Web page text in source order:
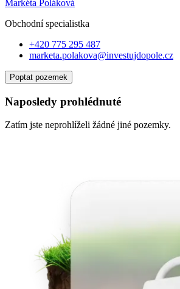
Markéta Poláková
Obchodní specialistka
+420 775 295 487
marketa.polakova@investujdopole.cz
Poptat pozemek
Naposledy prohlédnuté
Zatím jste neprohlíželi žádné jiné pozemky.